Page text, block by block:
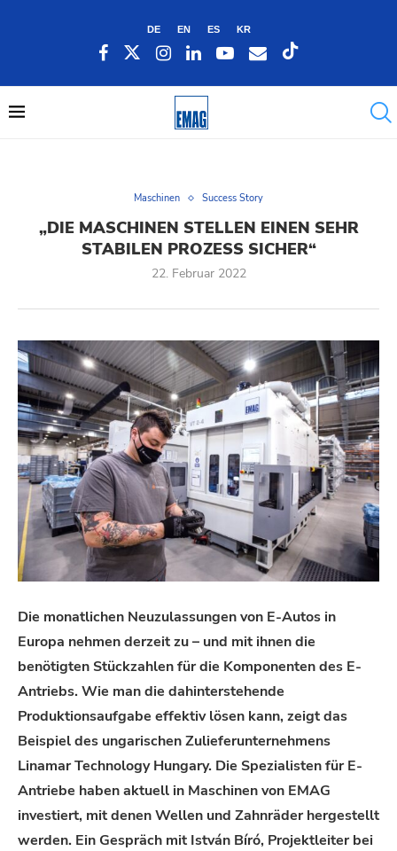
DE EN ES KR
Maschinen Success Story
„DIE MASCHINEN STELLEN EINEN SEHR
STABILEN PROZESS SICHER“
22. Februar 2022
Die monatlichen Neuzulassungen von E-Autos in
Europa nehmen derzeit zu – und mit ihnen die
benötigten Stückzahlen für die Komponenten des E-
Antriebs. Wie man die dahinterstehende
Produktionsaufgabe effektiv lösen kann, zeigt das
Beispiel des ungarischen Zulieferunternehmens
Linamar Technology Hungary. Die Spezialisten für E-
Antriebe haben aktuell in Maschinen von EMAG
investiert, mit denen Wellen und Zahnräder hergestellt
werden. Ein Gespräch mit István Bíró, Projektleiter bei